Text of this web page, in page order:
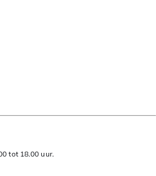
tot 18.00 uur.